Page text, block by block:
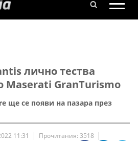
лично тества
Maserati GranTurismo
ще се появи на пазара през
11:31 Прочитания: 3518